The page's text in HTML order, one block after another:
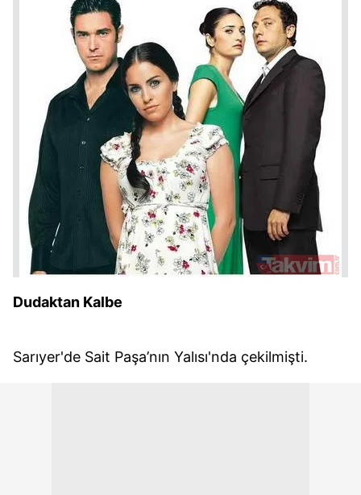
Dudaktan Kalbe
Sarıyer'de Sait Paşa’nın Yalısı'nda çekilmişti.